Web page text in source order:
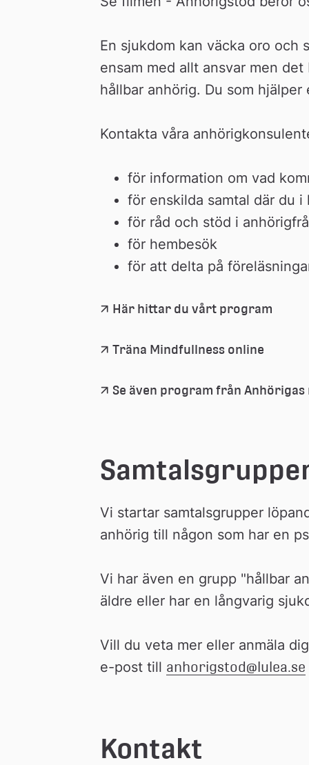
En sjukdom kan väcka oro och
ensam med allt ansvar men
hållbar anhörig. Du som
Kontakta våra
för information om vad
för enskilda samtal där du
för råd och stöd i
för hembesök
för att delta på
Här hittar du vårt program
Träna Mindfullness online
Se även program från
Vi startar samtalsgrupper
anhörig till någon som har en
Vi har även en grupp "hållbar
äldre eller har en långvarig
Vill du veta mer eller anmäla
e-post till anhorigstod@lulea.se
Kontakt